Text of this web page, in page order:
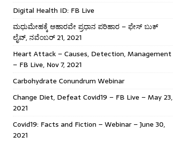
Digital Health ID: FB Live
ಮಧುಮೇಹಕ್ಕೆ ಆಹಾರವೇ ಪ್ರಧಾನ ಪರಿಹಾರ – ಫೇಸ್ ಬುಕ್
ಲೈವ್, ನವೆಂಬರ್ 21, 2021
Heart Attack – Causes, Detection, Management
– FB Live, Nov 7, 2021
Carbohydrate Conundrum Webinar
Change Diet, Defeat Covid19 – FB Live – May 23,
2021
Covid19: Facts and Fiction – Webinar – June 30,
2021